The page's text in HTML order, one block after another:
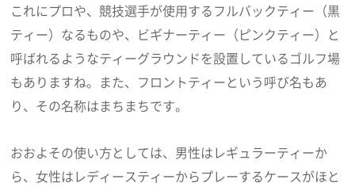
これにプロや、競技選手が使用するフルバックティー（黒
ティー）なるものや、ビギナーティー（ピンクティー）と
呼ばれるようなティーグラウンドを設置しているゴルフ場
もありますね。また、フロントティーという呼び名もあ
り、その名称はまちまちです。
おおよその使い方としては、男性はレギュラーティーか
ら、女性はレディースティーからプレーするケースがほと